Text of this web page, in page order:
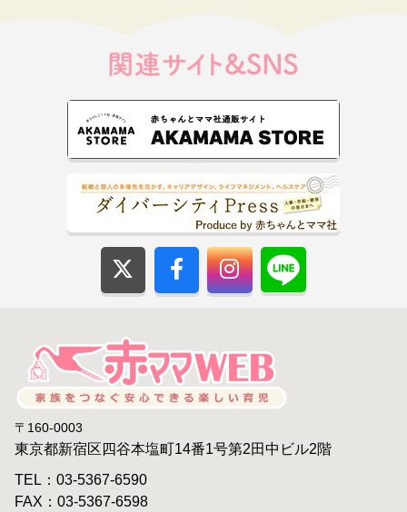
〒160-0003
東京都新宿区四谷本塩町14番1号第2田中ビル2階
TEL：03-5367-6590
FAX：03-5367-6598